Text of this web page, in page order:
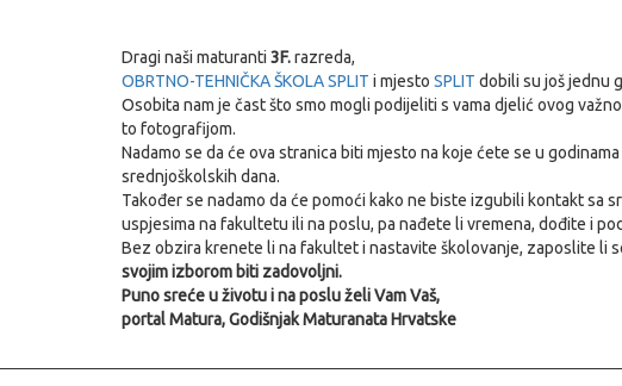
Dragi naši maturanti 3F.razreda,
OBRTNO-TEHNIČKA ŠKOLA SPLIT i mjesto SPLIT dobili su još jednu
Osobita nam je čast što smo mogli podijeliti s vama djelić ovog
to fotografijom.
Nadamo se da će ova stranica biti mjesto na koje ćete se u
srednjoškolskih dana.
Također se nadamo da će pomoći kako ne biste izgubili kontakt sa
uspjesima na fakultetu ili na poslu, pa nađete li vremena, dođite i
Bez obzira krenete li na fakultet i nastavite školovanje, zaposlite li
svojim izborom biti zadovoljni.
Puno sreće u životu i na poslu želi Vam Vaš,
portal Matura, Godišnjak Maturanata Hrvatske